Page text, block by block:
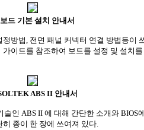
드 기본 설치 안내서
방법, 전면 패널 커넥터 연결 방법등이
이드를 참조하여 보드를 설정 및 설치
ABS II 안내서
술인 ABS II 에 대해 간단한 소개와 BIOS
종이 한 장에 쓰여져 있다.